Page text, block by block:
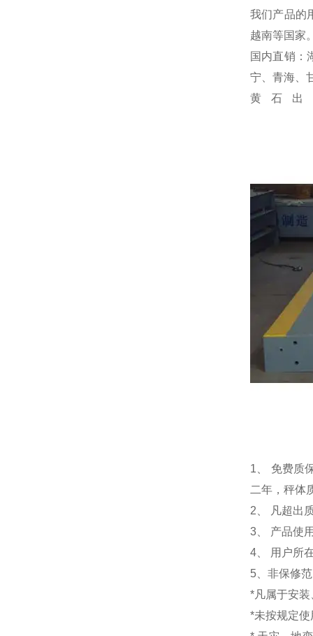
我们产品的
越南等国家
国内直销：
宁、青海、
黄石
1 、 免费
二年，秤体
2、 凡超出
3、 产品使
4、 用户所
5、非保修
*凡属于安
*未按规定